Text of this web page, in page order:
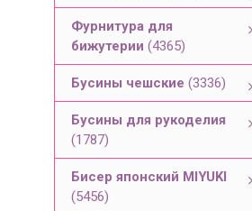
Фурнитура для
бижутерии (4365)
Бусины чешские (3336)
Бусины для рукоделия
(1787)
Бисер японский MIYUKI
(5456)